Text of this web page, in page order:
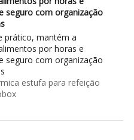
seguro com organização
prático, mantém a
por horas e
seguro com organização
estufa para refeição